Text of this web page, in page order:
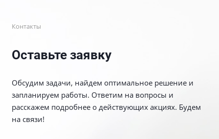
Контакты
Оставьте заявку
Обсудим задачи, найдем оптимальное решение и
запланируем работы. Ответим на вопросы и
расскажем подробнее о действующих акциях. Будем
на связи!